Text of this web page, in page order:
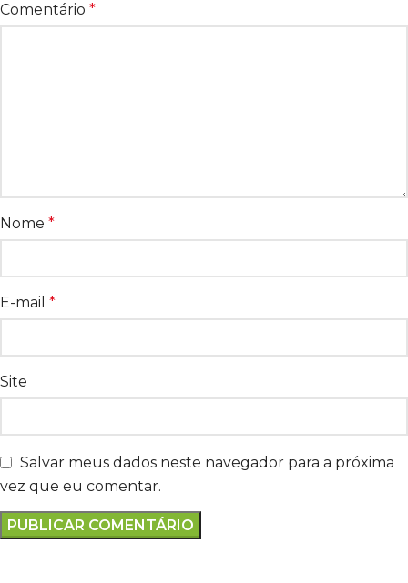
Comentário *
Nome *
E-mail *
Site
Salvar meus dados neste navegador para a próxima
vez que eu comentar.